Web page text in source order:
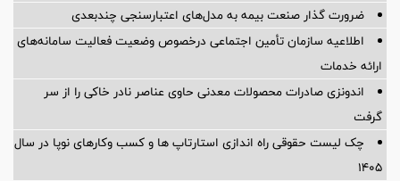
ضرورت گذار صنعت بیمه به مدل‌های اعتبارسنجی چندبعدی
اطلاعیه سازمان تأمین اجتماعی درخصوص وضعیت فعالیت سامانه‌های
ارائه خدمات
اندونزی صادرات محصولات معدنی حاوی عناصر نادر خاکی را از سر
گرفت
چک لیست حقوقی راه اندازی استارتاپ ها و کسب وکارهای نوپا در سال
۱۴۰۵